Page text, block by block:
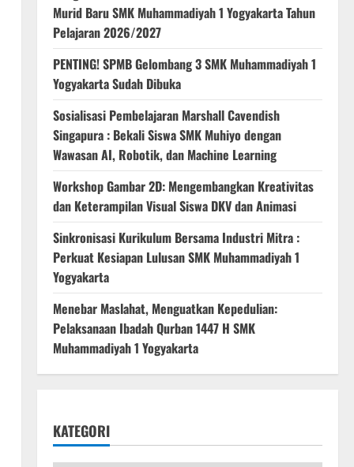
Murid Baru SMK Muhammadiyah 1 Yogyakarta Tahun
Pelajaran 2026/2027
PENTING! SPMB Gelombang 3 SMK Muhammadiyah 1
Yogyakarta Sudah Dibuka
Sosialisasi Pembelajaran Marshall Cavendish
Singapura : Bekali Siswa SMK Muhiyo dengan
Wawasan AI, Robotik, dan Machine Learning
Workshop Gambar 2D: Mengembangkan Kreativitas
dan Keterampilan Visual Siswa DKV dan Animasi
Sinkronisasi Kurikulum Bersama Industri Mitra :
Perkuat Kesiapan Lulusan SMK Muhammadiyah 1
Yogyakarta
Menebar Maslahat, Menguatkan Kepedulian:
Pelaksanaan Ibadah Qurban 1447 H SMK
Muhammadiyah 1 Yogyakarta
KATEGORI